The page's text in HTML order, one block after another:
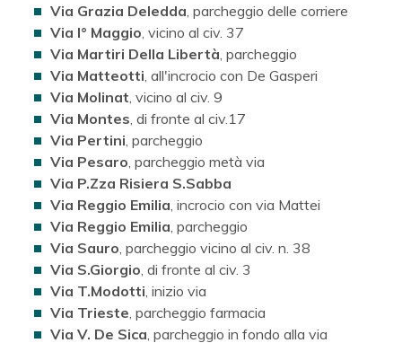
Via Grazia Deledda , parcheggio delle corriere
Via I° Maggio , vicino al civ. 37
Via Martiri Della Libertà , parcheggio
Via Matteotti , all'incrocio con De Gasperi
Via Molinat , vicino al civ. 9
Via Montes , di fronte al civ.17
Via Pertini , parcheggio
Via Pesaro , parcheggio metà via
Via P.Zza Risiera S.Sabba
Via Reggio Emilia , incrocio con via Mattei
Via Reggio Emilia , parcheggio
Via Sauro , parcheggio vicino al civ. n. 38
Via S.Giorgio , di fronte al civ. 3
Via T.Modotti , inizio via
Via Trieste , parcheggio farmacia
Via V. De Sica , parcheggio in fondo alla via